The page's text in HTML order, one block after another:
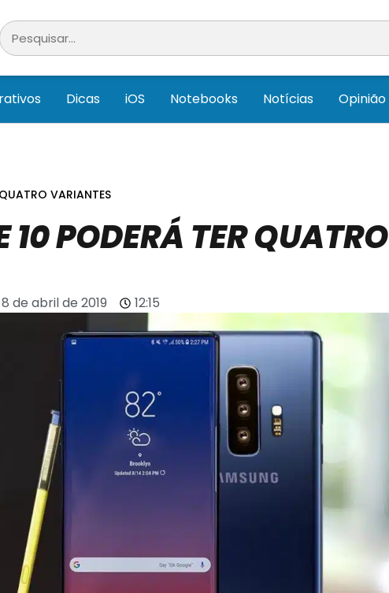
Dicas iOS Notebooks Notícias Opinião
VARIANTES
PODERÁ TER QUATRO
8 de abril de 2019 12:15